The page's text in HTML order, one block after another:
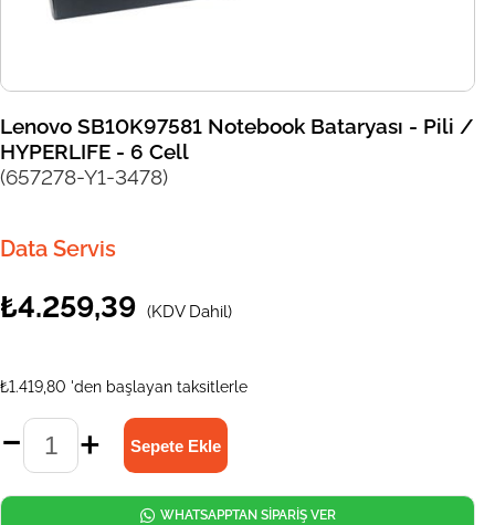
Lenovo SB10K97581 Notebook Bataryası - Pili /
HYPERLIFE - 6 Cell
(657278-Y1-3478)
Data Servis
₺4.259,39 (KDV Dahil)
₺1.419,80 'den başlayan taksitlerle
WHATSAPPTAN SİPARİŞ VER